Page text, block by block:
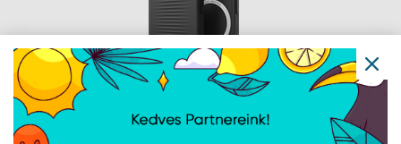
ZAGG Cases Luxe Snap PCR Apple
iPhone 15 ProBlack telefon tok